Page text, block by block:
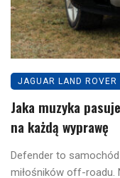
JAGUAR LAND ROVER
Jaka muzyka
na każdą wyprawę
Defender to
miłośników off-roadu.